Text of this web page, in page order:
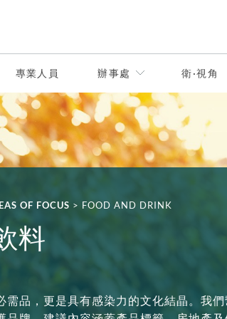
專業人員 辦事處 衛·視角
OF FOCUS > FOOD AND DRINK
料
需品，更是具有感染力的文化結晶。我